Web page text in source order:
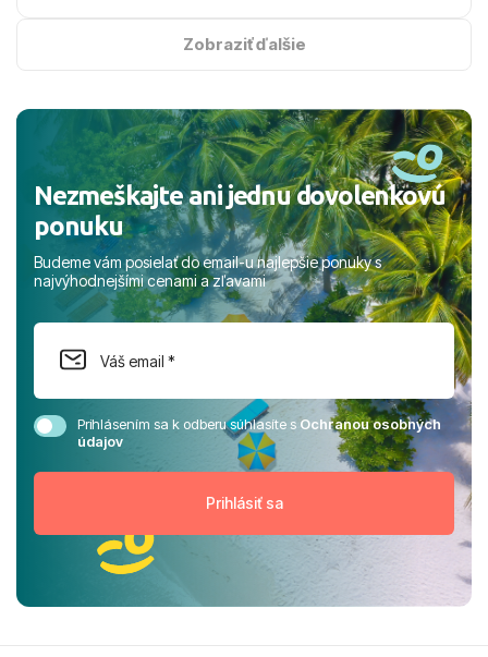
s hviezdičkou. ​Už teraz sa tešíme, kam s nami vyrazíte
Zobraziť ďalšie
Nezmeškajte ani jednu dovolenkovú
ponuku
Budeme vám posielať do email-u najlepšie ponuky s
najvýhodnejšími cenami a zľavami
Prihlásením sa k odberu súhlasíte sOchranou osobných
údajov